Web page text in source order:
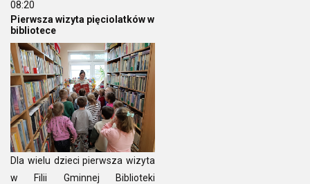
08:20
Pierwsza wizyta pięciolatków w
bibliotece
Dla wielu dzieci pierwsza wizyta
w Filii Gminnej Biblioteki